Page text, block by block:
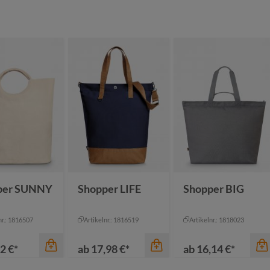
SUNNY
1816507
€*
Shopper LIFE
Artikelnr.: 1816519
ab17,98 €*
Shopper BIG
Artikelnr.: 1818023
ab16,14 €*